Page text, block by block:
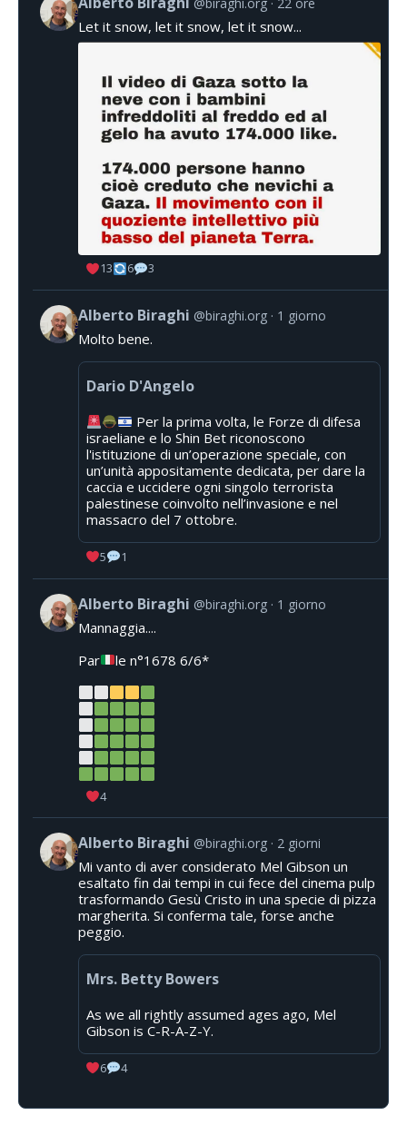
Let it snow, let it snow, let it snow...
13 6 3
Alberto Biraghi @biraghi.org 1 giorno
Molto bene.
Dario D'Angelo
Per la prima volta, le Forze di difesa
israeliane e lo Shin Bet riconoscono
l'istituzione di un’operazione speciale, con
un’unità appositamente dedicata, per dare la
caccia e uccidere ogni singolo terrorista
palestinese coinvolto nell’invasione e nel
massacro del 7 ottobre.
5 1
Alberto Biraghi @biraghi.org 1 giorno
Mannaggia....
Par
le n°1678 6/6*
4
Alberto Biraghi @biraghi.org 2 giorni
Mi vanto di aver considerato Mel Gibson un
esaltato fin dai tempi in cui fece del cinema pulp
trasformando Gesù Cristo in una specie di pizza
margherita. Si conferma tale, forse anche
peggio.
Mrs. Betty Bowers
As we all rightly assumed ages ago, Mel
Gibson is C-R-A-Z-Y.
6 4